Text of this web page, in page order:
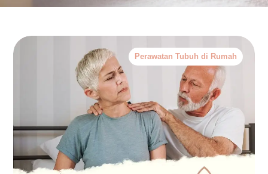
Perawatan Tubuh di Rumah